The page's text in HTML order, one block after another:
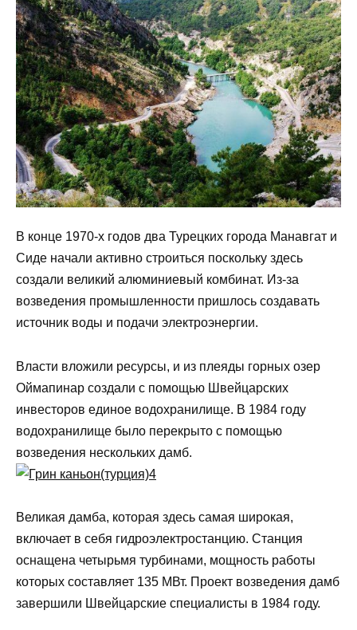
В конце 1970-х годов два Турецких города Манавгат и
Сиде начали активно строиться поскольку здесь
создали великий алюминиевый комбинат. Из-за
возведения промышленности пришлось создавать
источник воды и подачи электроэнергии.
Власти вложили ресурсы, и из плеяды горных озер
Оймапинар создали с помощью Швейцарских
инвесторов единое водохранилище. В 1984 году
водохранилище было перекрыто с помощью
возведения нескольких дамб.
Великая дамба, которая здесь самая широкая,
включает в себя гидроэлектростанцию. Станция
оснащена четырьмя турбинами, мощность работы
которых составляет 135 МВт. Проект возведения дамб
завершили Швейцарские специалисты в 1984 году.